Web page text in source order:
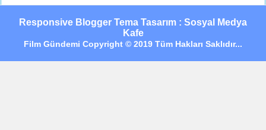
Responsive Blogger Tema Tasarım : Sosyal Medya
Kafe
Film Gündemi Copyright © 2019 Tüm Hakları Saklıdır...